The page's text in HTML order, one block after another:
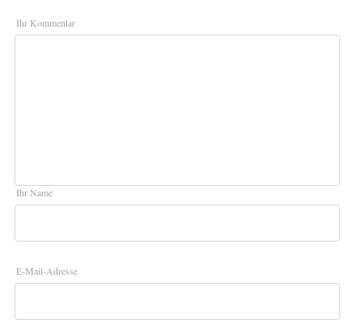
Ihr Kommentar
Ihr Name
E-Mail-Adresse